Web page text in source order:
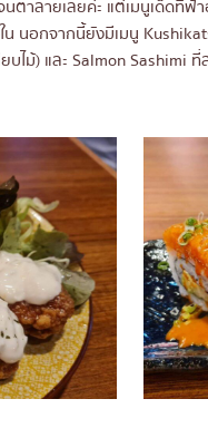
ตาลายเลยค่ะ แต่เมนูเด็ดที่
นอกจากนี้ยังมีเมนู
ไม้) และ Salmon Sashimi